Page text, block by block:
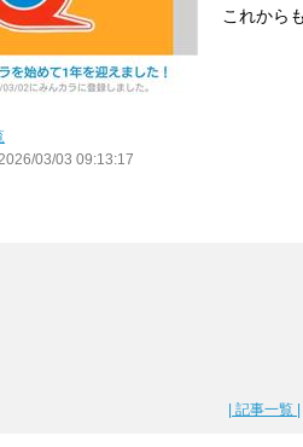
これから
03/03 09:13:17
| 記事一覧 |